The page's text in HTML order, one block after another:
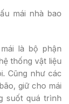
mái nhà bao
là bộ phận
thống vật liệu
Cũng như các
giữ cho mái
suốt quá trình